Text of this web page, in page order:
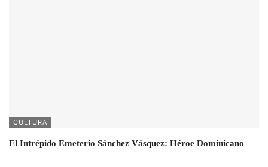
CULTURA
El Intrépido Emeterio Sánchez Vásquez: Héroe Dominicano